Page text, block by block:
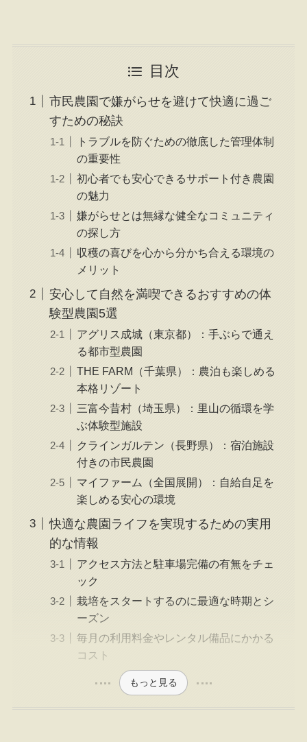
目次
市民農園で嫌がらせを避けて快適に過ご
すための秘訣
トラブルを防ぐための徹底した管理体制
の重要性
初心者でも安心できるサポート付き農園
の魅力
嫌がらせとは無縁な健全なコミュニティ
の探し方
収穫の喜びを心から分かち合える環境の
メリット
安心して自然を満喫できるおすすめの体
験型農園5選
アグリス成城（東京都）：手ぶらで通え
る都市型農園
THE FARM（千葉県）：農泊も楽しめる
本格リゾート
三富今昔村（埼玉県）：里山の循環を学
ぶ体験型施設
クラインガルテン（長野県）：宿泊施設
付きの市民農園
マイファーム（全国展開）：自給自足を
楽しめる安心の環境
快適な農園ライフを実現するための実用
的な情報
アクセス方法と駐車場完備の有無をチェ
ック
栽培をスタートするのに最適な時期とシ
ーズン
毎月の利用料金やレンタル備品にかかる
コスト
もっと見る